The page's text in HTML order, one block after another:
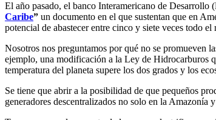
El año pasado, el banco Interamericano de
Caribe” un documento en el que sustentan que en
potencial de abastecer entre cinco y siete veces todo
Nosotros nos preguntamos por qué no se promueven
ejemplo, una modificación a la Ley de Hidrocarburos
temperatura del planeta supere los dos grados y los
Se tiene que abrir a la posibilidad de que pequeños
generadores descentralizados no solo en la Amazonía